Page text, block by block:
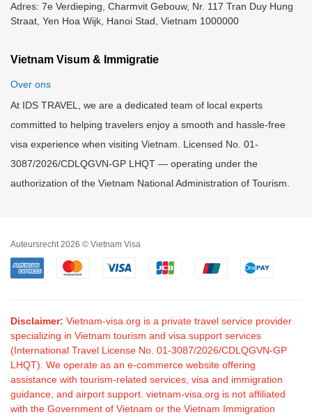
Adres: 7e Verdieping, Charmvit Gebouw, Nr. 117 Tran Duy Hung
Straat, Yen Hoa Wijk, Hanoi Stad, Vietnam 1000000
Vietnam Visum & Immigratie
Over ons
At IDS TRAVEL, we are a dedicated team of local experts
committed to helping travelers enjoy a smooth and hassle-free
visa experience when visiting Vietnam. Licensed No. 01-
3087/2026/CDLQGVN-GP LHQT — operating under the
authorization of the Vietnam National Administration of Tourism.
Auteursrecht 2026 © Vietnam Visa
Disclaimer: Vietnam-visa.org is a private travel service provider
specializing in Vietnam tourism and visa support services
(International Travel License No. 01-3087/2026/CDLQGVN-GP
LHQT). We operate as an e-commerce website offering
assistance with tourism-related services, visa and immigration
guidance, and airport support. vietnam-visa.org is not affiliated
with the Government of Vietnam or the Vietnam Immigration